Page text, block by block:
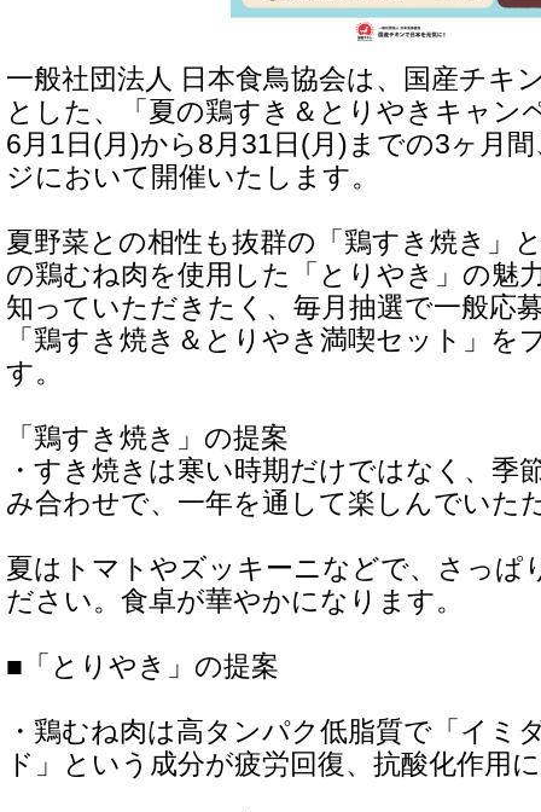
一般社団法人 日本食鳥協会は、国産チキ
とした、「夏の鶏すき＆とりやきキャン
6月1日(月)から8月31日(月)までの3ヶ月
ジにおいて開催いたします。
夏野菜との相性も抜群の「鶏すき焼き」
の鶏むね肉を使用した「とりやき」の魅
知っていただきたく、毎月抽選で一般応
「鶏すき焼き＆とりやき満喫セット」を
す。
「鶏すき焼き」の提案
・すき焼きは寒い時期だけではなく、季
み合わせで、一年を通して楽しんでいた
夏はトマトやズッキーニなどで、さっぱ
ださい。食卓が華やかになります。
■「とりやき」の提案
・鶏むね肉は高タンパク低脂質で「イミ
ド」という成分が疲労回復、抗酸化作用